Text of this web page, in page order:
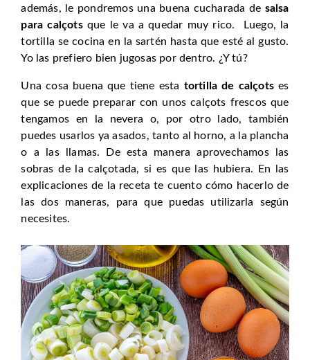
además, le pondremos una buena cucharada de salsa
para calçotsque le va a quedar muy rico. Luego, la
tortilla se cocina en la sartén hasta que esté al gusto.
Yo las prefiero bien jugosas por dentro. ¿Y tú?
Una cosa buena que tiene esta tortilla de calçots es
que se puede preparar con unos calçots frescos que
tengamos en la nevera o, por otro lado, también
puedes usarlos ya asados, tanto al horno, a la plancha
o a las llamas. De esta manera aprovechamos las
sobras de la calçotada, si es que las hubiera. En las
explicaciones de la receta te cuento cómo hacerlo de
las dos maneras, para que puedas utilizarla según
necesites.